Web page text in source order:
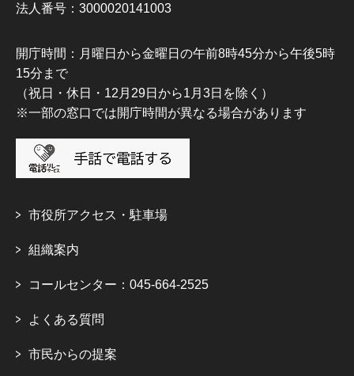
法人番号：3000020141003
開庁時間：月曜日から金曜日の午前8時45分から午後5時
15分まで
（祝日・休日・12月29日から1月3日を除く）
※一部の窓口では開庁時間が異なる場合があります
市役所アクセス・駐車場
組織案内
コールセンター：045-664-2525
よくある質問
市民からの提案